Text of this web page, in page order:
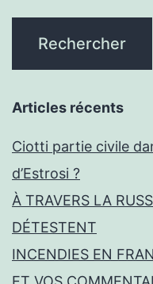
Articles récents
Ciotti partie civile
d’Estrosi ?
À TRAVERS LA
DÉTESTENT
INCENDIES EN